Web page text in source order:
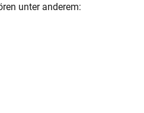
unter anderem: